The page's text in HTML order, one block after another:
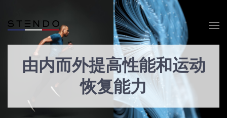
Skip to main content
由内而外提高性能和运动
恢复能力